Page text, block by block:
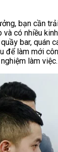
bạn cần
và có nhiều
bar, quán
để làm mới
làm việc.